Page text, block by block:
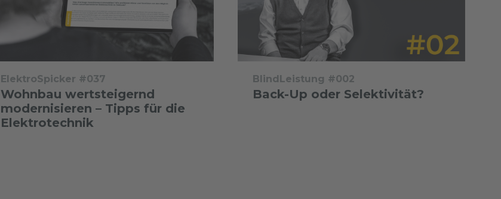
ElektroSpicker #037
Wohnbau wertsteigernd
modernisieren – Tipps für die
Elektrotechnik
BlindLeistung #002
Back-Up oder Selektivität?